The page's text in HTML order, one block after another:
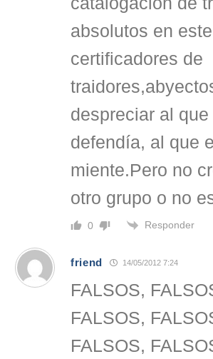
absolutos en
certificadores de
despreciar al
defendía, al que
miente.Pero no
otro grupo o no
0 Responder
friend 14/05/2012 7:24
FALSOS,
FALSOS,
FALSOS,